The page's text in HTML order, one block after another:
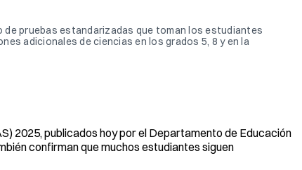
pruebas estandarizadas que toman los estudiantes
adicionales de ciencias en los grados 5, 8 y en la
2025, publicados hoy por el Departamento de Educación
confirman que muchos estudiantes siguen